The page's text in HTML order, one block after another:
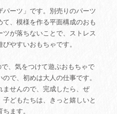
パーツ」です。別売りのパーツ
、模様を作る平面構成のおも
が落ちないことで、ストレス
やすいおもちゃです。
、気をつけて遊ぶおもちゃで
で、初めは大人の仕事です。
ませんので、完成したら、ぜ
どもたちは、きっと嬉しいと
ます。